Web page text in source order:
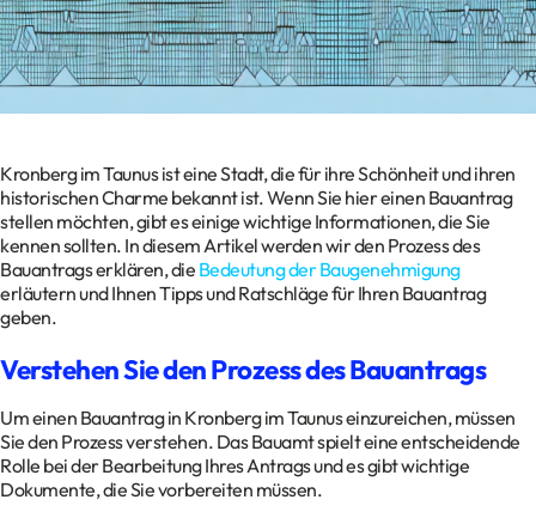
Glossar
Kronberg im Taunus ist eine Stadt, die für ihre Schönheit und ihren
historischen Charme bekannt ist. Wenn Sie hier einen Bauantrag
stellen möchten, gibt es einige wichtige Informationen, die Sie
kennen sollten. In diesem Artikel werden wir den Prozess des
Bauantrags erklären, die Bedeutung der Baugenehmigung
erläutern und Ihnen Tipps und Ratschläge für Ihren Bauantrag
geben.
Verstehen Sie den Prozess des Bauantrags
Um einen Bauantrag in Kronberg im Taunus einzureichen, müssen
Sie den Prozess verstehen. Das Bauamt spielt eine entscheidende
Rolle bei der Bearbeitung Ihres Antrags und es gibt wichtige
Dokumente, die Sie vorbereiten müssen.